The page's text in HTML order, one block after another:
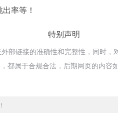
率等！
特别声明
部链接的准确性和完整性，同时
都属于合规合法，后期网页的内容